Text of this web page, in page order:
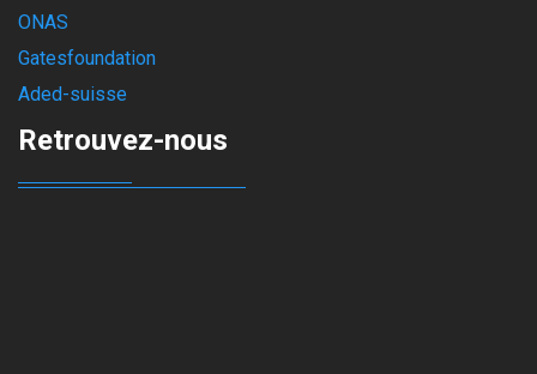
ONAS
Gatesfoundation
Aded-suisse
Retrouvez-nous